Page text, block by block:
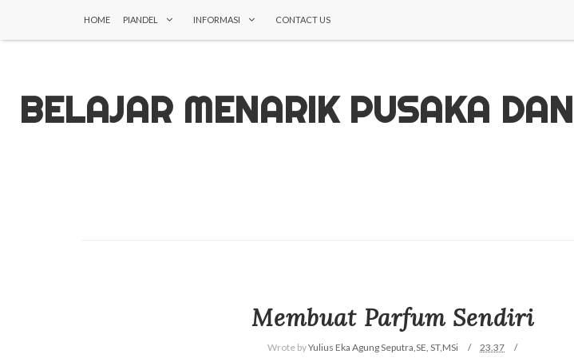
HOME PIANDEL INFORMASI CONTACT US
BELAJAR MENARIK PUSAKA
Membuat Parfum Sendiri
Wrote byYulius Eka Agung Seputra,SE, ST,MSi 23.37